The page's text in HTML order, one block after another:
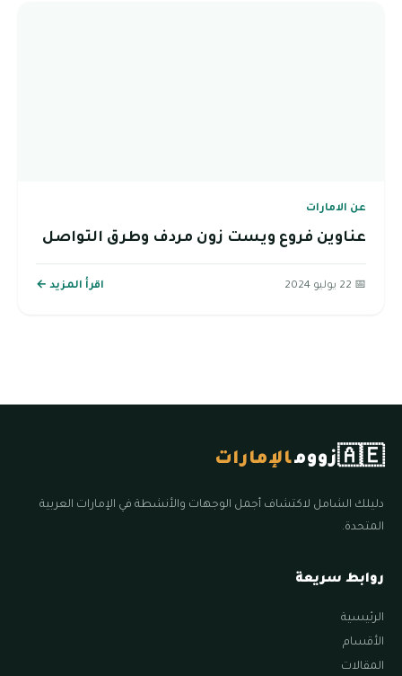
عن الامارات
عناوين فروع ويست زون مردف وطرق التواصل
📅 22 يوليو 2024 اقرأ المزيد ←
🇦🇪زوومالإمارات
دليلك الشامل لاكتشاف أجمل الوجهات والأنشطة في الإمارات العربية
المتحدة.
روابط سريعة
الرئيسية
الأقسام
المقالات